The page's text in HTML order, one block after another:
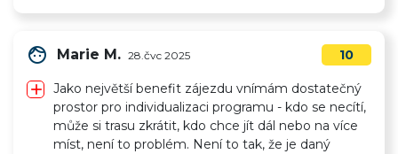
face Marie M. 28.čvc 2025
add Jako největší benefit zájezdu vnímám dostatečný
prostor pro individualizaci programu - kdo se necítí,
může si trasu zkrátit, kdo chce jít dál nebo na více
míst, není to problém. Není to tak, že je daný
10